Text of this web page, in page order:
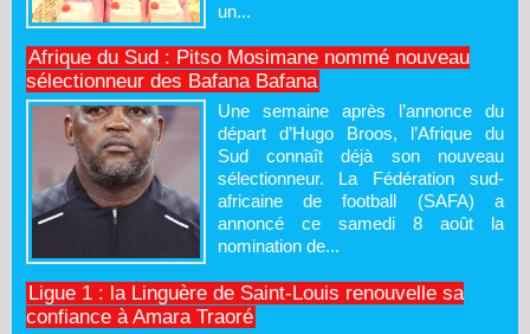
un...
Afrique du Sud : Pitso Mosimane nommé nouveau
sélectionneur des Bafana Bafana
Une semaine après l’annonce du
départ d’Hugo Broos, l’Afrique du
Sud connaît déjà son nouveau
sélectionneur. La Fédération sud-
africaine de football (SAFA) a
annoncé ce samedi 8 août la
nomination de...
Ligue 1 : la Linguère de Saint-Louis renouvelle sa
confiance à Amara Traoré